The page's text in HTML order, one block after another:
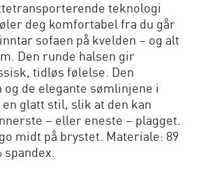
teknologi
deg komfortabel fra du går
sofaen på kvelden – og alt
Den runde halsen gir
tidløs følelse. Den
og de elegante sømlinjene i
glatt stil, slik at den kan
– eller eneste – plagget.
midt på brystet. Materiale: 89
spandex.